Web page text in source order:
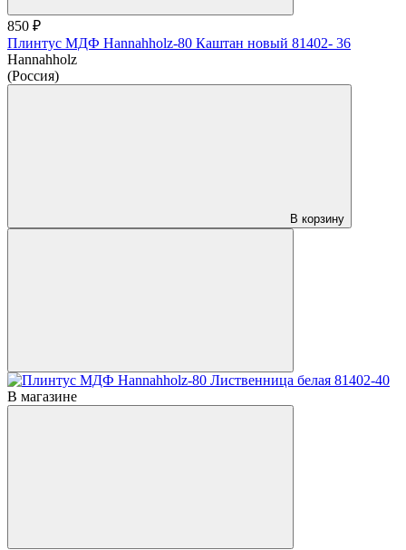
850 ₽
Плинтус МДФ Hannahholz-80 Каштан новый 81402- 36
Hannahholz
(Россия)
В корзину
В магазине